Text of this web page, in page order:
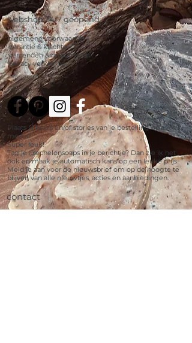
webshop 24/7 geopend
algemene voorwaarden
garantie & klachten
verzenden & retourneren
privacy verklaring
kennisbank
Plaats jij foto's en/of stories van je bestelling op social
media?
Super leuk!
Tag je @echelonsoaps in je berichtje? Dan zie ik het
ook en maak je automatisch kans op een leuke prijs.
Meld je aan voor de nieuwsbrief om op de hoogte te
blijven van alle nieuwtjes, acties en aanbiedingen.
contact